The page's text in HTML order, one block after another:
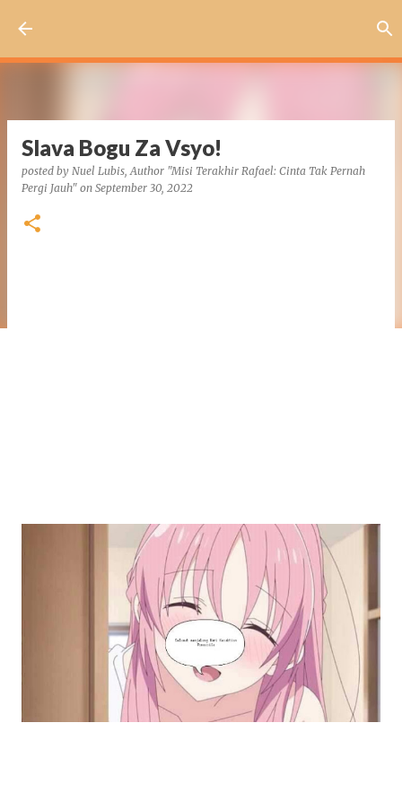
Slava Bogu Za Vsyo!
posted by Nuel Lubis, Author "Misi Terakhir Rafael: Cinta Tak Pernah
Pergi Jauh" on September 30, 2022